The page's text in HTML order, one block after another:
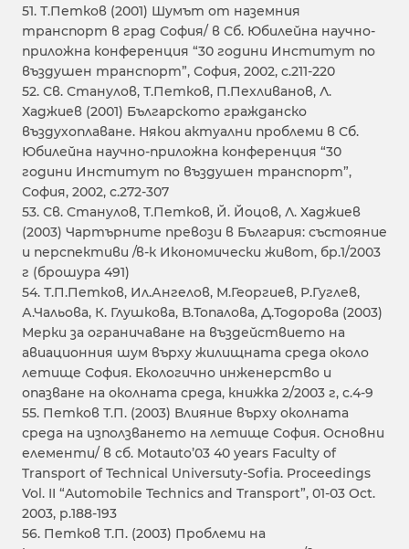
51. Т.Петков (2001) Шумът от наземния
транспорт в град София/ в Сб. Юбилейна научно-
приложна конференция “30 години Институт по
въздушен транспорт”, София, 2002, с.211-220
52. Св. Станулов, Т.Петков, П.Пехливанов, Л.
Хаджиев (2001) Българското гражданско
въздухоплаване. Някои актуални проблеми в Сб.
Юбилейна научно-приложна конференция “30
години Институт по въздушен транспорт”,
София, 2002, с.272-307
53. Св. Станулов, Т.Петков, Й. Йоцов, Л. Хаджиев
(2003) Чартърните превози в България: състояние
и перспективи /в-к Икономически живот, бр.1/2003
г (брошура 491)
54. Т.П.Петков, Ил.Ангелов, М.Георгиев, Р.Гуглев,
А.Чальова, К. Глушкова, В.Топалова, Д.Тодорова (2003)
Мерки за ограничаване на въздействието на
авиационния шум върху жилищната среда около
летище София. Екологично инженерство и
опазване на околната среда, книжка 2/2003 г, с.4-9
55. Петков Т.П. (2003) Влияние върху околната
среда на използването на летище София. Основни
елементи/ в сб. Motauto’03 40 years Faculty of
Transport of Technical Universuty-Sofia. Proceedings
Vol. II “Automobile Technics and Transport”, 01-03 Oct.
2003, p.188-193
56. Петков Т.П. (2003) Проблеми на